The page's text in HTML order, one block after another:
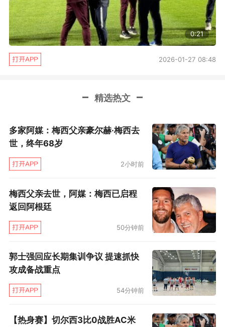
十字路口。如何走，怎样走，都不是一个容易的
抉择，一旦走错了，极有可能像今年那样白绕弯
路，花了钱还拿不到冠军。这些都不是俱乐部或
者卡纳瓦罗能够说了算的。新赛季中超的一系列
已经公布的工资帽等政策迫在眉睫，如何与球员
金元刺激的恒大能否马上重整旗鼓是一个不小的
问号。假如再让换帅的麻烦事凑个热闹，明年恒
大的争冠路绝不好走。
0:21
2026-01-27 08:48
精选热文
多家阿媒：梅西父亲豪尔赫·梅西去
世，终年68岁
2小时前
梅西父亲去世，阿媒：梅西已启程
返回阿根廷
50分钟前
郭士强回应长期集训争议 提速抓快
攻成备战重点
54分钟前
【热身赛】切尔西3比0战胜AC米